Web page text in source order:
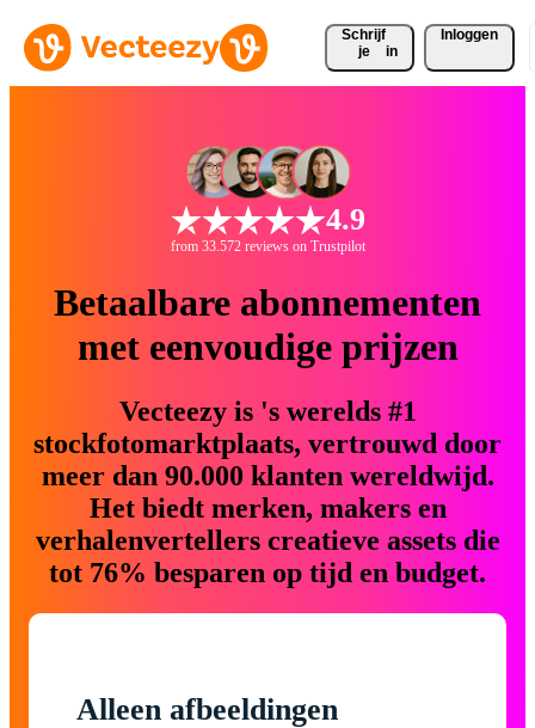
Schrijf
je
in
Inloggen
4.9
from 33.572 reviews on Trustpilot
Betaalbare abonnementen
met eenvoudige prijzen
Vecteezy is 's werelds #1
stockfotomarktplaats, vertrouwd door
meer dan 90.000 klanten wereldwijd.
Het biedt merken, makers en
verhalenvertellers creatieve assets die
tot 76% besparen op tijd en budget.
Alleen afbeeldingen